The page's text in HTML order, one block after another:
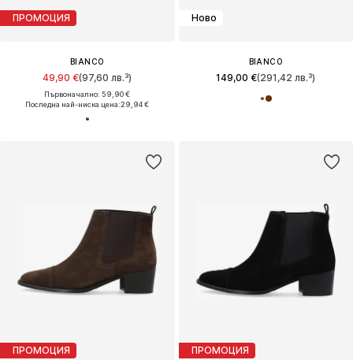
ПРОМОЦИЯ
BIANCO
49,90 €(97,60 лв.³)
Първоначално: 59,90 €
Последна най-ниска цена:29,94 €
Ново
BIANCO
149,00 €(291,42 лв.³)
ПРОМОЦИЯ ПРОМОЦИЯ